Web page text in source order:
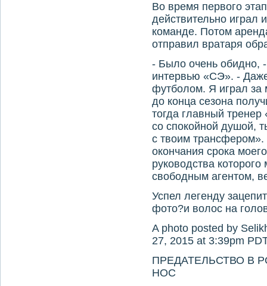
Во время первого
действительно играл
команде. Потом
отправил вратаря
- Было очень обидно,
интервью «СЭ». -
футболом. Я играл за
до конца сезона
тогда главный
со спокойной душой,
с твоим
окончания срока
руководства
свободным агентом,
Успел легенду
фото?и волос на
A photo posted by
27, 2015 at 3:39pm
ПРЕДАТЕЛЬСТВО В
НОС